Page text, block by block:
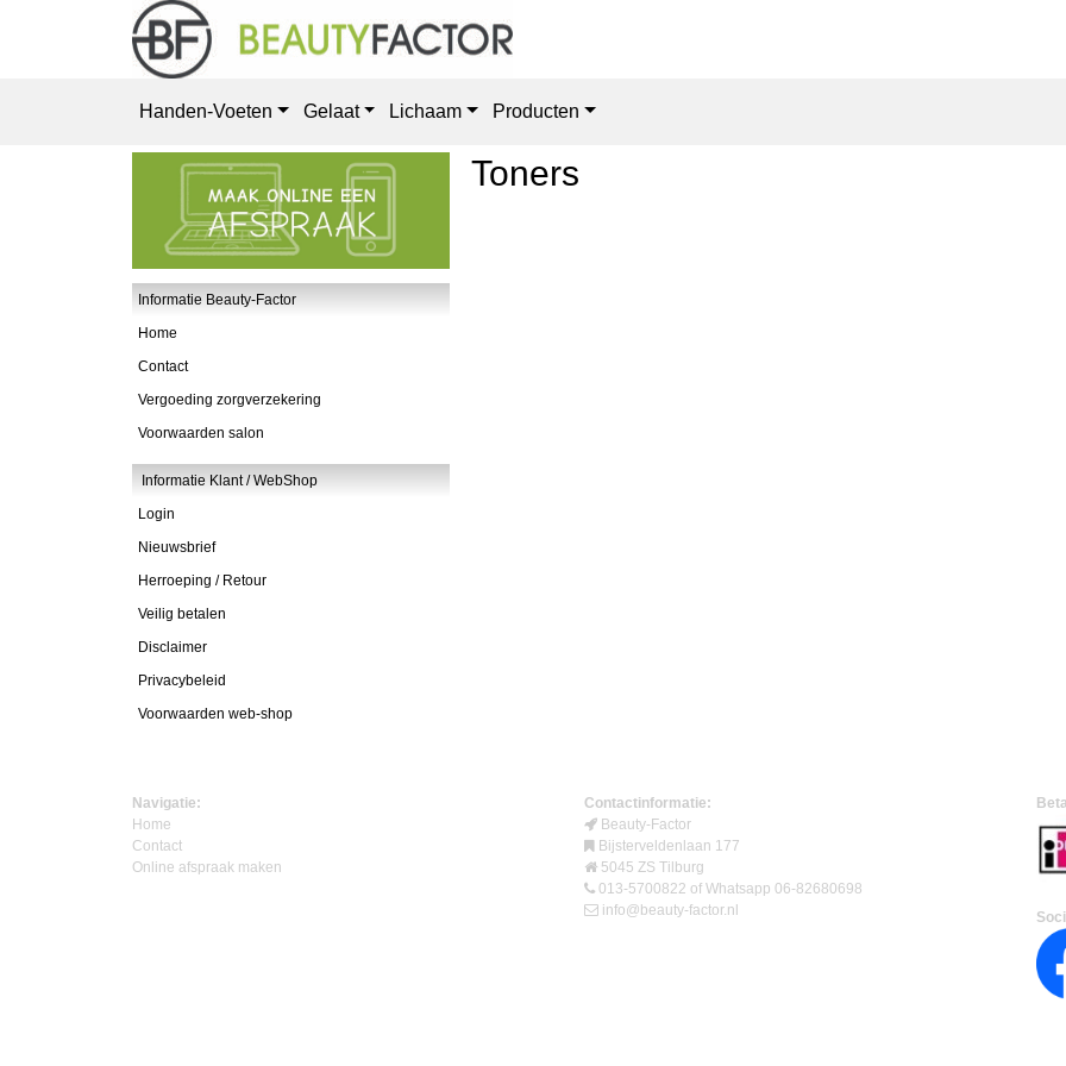
Handen-Voeten Gelaat Lichaam Producten
Informatie Beauty-Factor
Home
Contact
Vergoeding zorgverzekering
Voorwaarden salon
Informatie Klant / WebShop
Login
Nieuwsbrief
Herroeping / Retour
Veilig betalen
Disclaimer
Privacybeleid
Voorwaarden web-shop
Toners
Navigatie:
Home
Contact
Online afspraak maken
Contactinformatie:
Beauty-Factor
Bijsterveldenlaan 177
5045 ZS Tilburg
013-5700822 of Whatsapp 06-82680698
info@beauty-factor.nl